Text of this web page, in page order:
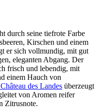
durch seine tiefrote Farbe
Kirschen und einem
er sich vollmundig, mit gut
eleganten Abgang. Der
frisch und lebendig, mit
einem Hauch von
des Landes überzeugt
von Aromen reifer
Zitrusnote.